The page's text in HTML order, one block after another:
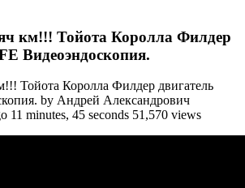
км!!! Тойота Королла Филдер
Видеоэндоскопия.
Тойота Королла Филдер двигатель
by Андрей Александрович
11 minutes, 45 seconds 51,570 views